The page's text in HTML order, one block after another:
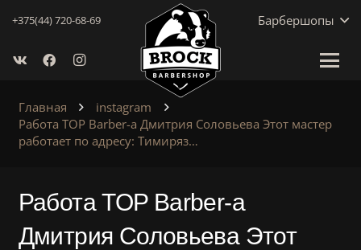
+375(44) 720-68-69 Барбершопы
Главная
instagram
Работа TOP Barber-a Дмитрия Соловьева Этот мастер
работает по адресу: Тимиряз…
Работа TOP Barber-a
Дмитрия Соловьева Этот